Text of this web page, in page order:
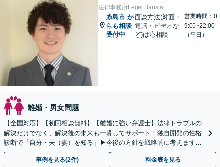
法律事務所Legal Barista
糸島市 か
らも相談
受付中
面談方法(対面・
電話・ビデオな
ど)は応相談
営業時間：0
9:00~22:00
（平日）
離婚・男女問題
【全国対応】【初回相談無料】【離婚に強い弁護士】法律トラブルの
解決だけでなく、解決後の未来も一貫してサポート！独自開発の性格
診断で「自分・夫（妻）を知る」▶︎今後の方針を戦略的に考えます！
【休日夜間／オンライン相談OK】
事例を見る(2件) 料金表を見る